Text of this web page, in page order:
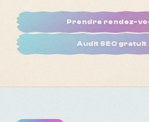
Prendre rendez-
Audit SEO gratuit